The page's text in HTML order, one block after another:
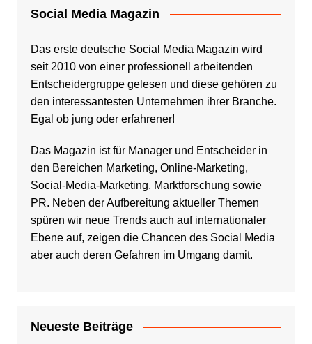
Social Media Magazin
Das erste deutsche Social Media Magazin wird
seit 2010 von einer professionell arbeitenden
Entscheidergruppe gelesen und diese gehören zu
den interessantesten Unternehmen ihrer Branche.
Egal ob jung oder erfahrener!
Das Magazin ist für Manager und Entscheider in
den Bereichen Marketing, Online-Marketing,
Social-Media-Marketing, Marktforschung sowie
PR. Neben der Aufbereitung aktueller Themen
spüren wir neue Trends auch auf internationaler
Ebene auf, zeigen die Chancen des Social Media
aber auch deren Gefahren im Umgang damit.
Neueste Beiträge